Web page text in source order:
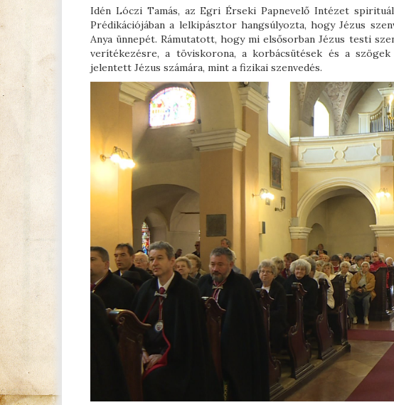
Idén Lóczi Tamás, az Egri Érseki Papnevelő Intézet
Prédikációjában a lelkipásztor hangsúlyozta, hogy Jézus
Anya ünnepét. Rámutatott, hogy mi elsősorban Jézus testi
verítékezésre, a töviskorona, a korbácsütések és a szögek
jelentett Jézus számára, mint a fizikai szenvedés.